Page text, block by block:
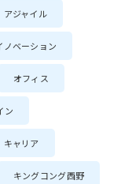
アジャイル
ノベーション
オフィス
ン
キャリア
キングコング西野